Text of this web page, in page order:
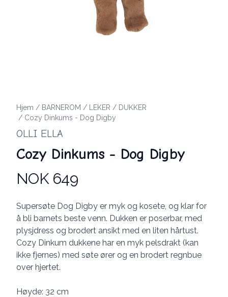
Hjem / BARNEROM / LEKER / DUKKER
/ Cozy Dinkums - Dog Digby
OLLI ELLA
Cozy Dinkums - Dog Digby
Produktdetaljer
NOK 649
Description
Supersøte Dog Digby er myk og kosete, og klar for
å bli barnets beste venn. Dukken er poserbar, med
plysjdress og brodert ansikt med en liten hårtust.
Cozy Dinkum dukkene har en myk pelsdrakt (kan
ikke fjernes) med søte ører og en brodert regnbue
over hjertet.
Høyde: 32 cm